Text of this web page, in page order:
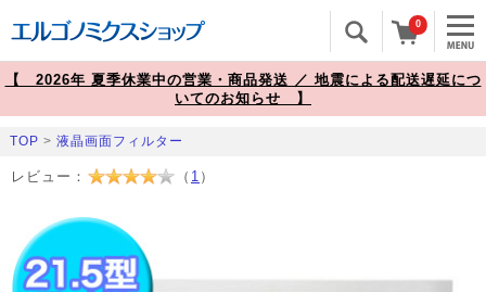
0
【 2026年 夏季休業中の営業・商品発送 ／ 地震による配送遅延につ
いてのお知らせ 】
TOP > 液晶画面フィルター
レビュー： （ 1 ）